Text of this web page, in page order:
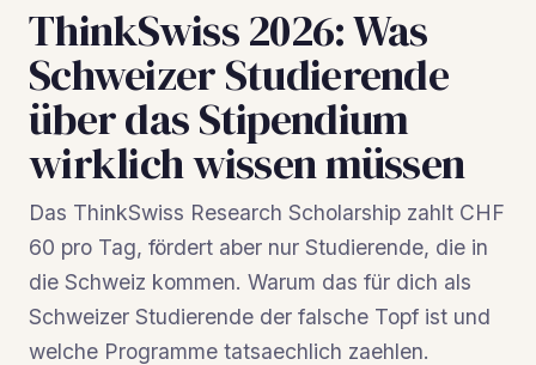
ThinkSwiss 2026: Was
Schweizer Studierende
über das Stipendium
wirklich wissen müssen
Das ThinkSwiss Research Scholarship zahlt CHF
60 pro Tag, fördert aber nur Studierende, die in
die Schweiz kommen. Warum das für dich als
Schweizer Studierende der falsche Topf ist und
welche Programme tatsaechlich zaehlen.